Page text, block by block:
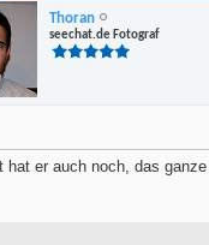
Thoran
seechat.de Fotograf
hat er auch noch, das